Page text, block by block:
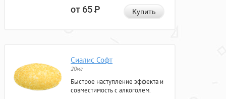
от 65Р Купить
Сиалис Софт
20мг
Быстрое наступление эффекта и
совместимость с алкоголем.